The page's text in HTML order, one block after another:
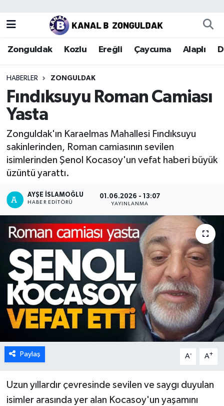
Zonguldak Kozlu Ereğli Çaycuma Alaplı
HABERLER ZONGULDAK
Fındıksuyu Roman Camiası
Yasta
Zonguldak'ın Karaelmas Mahallesi Fındıksuyu
sakinlerinden, Roman camiasının sevilen
isimlerinden Şenol Kocasoy'un vefat haberi büyük
üzüntü yarattı.
AYŞE İSLAMOĞLU
HABER EDITÖRÜ
01.06.2026 - 13:07
YAYINLANMA
Paylaş A- A+
Uzun yıllardır çevresinde sevilen ve saygı duyulan
isimler arasında yer alan Kocasoy'un yaşamını
Zonguldak
Kozlu
Ereğli
Çaycuma
Alaplı
Devrek
Gökçebey
Bartın
Karabük
Spor
Ulusal
Zonguldak Nöbetçi Eczaneler
Zonguldak Hava Durumu
Zonguldak Trafik Yoğunluk Haritası
Puan Durumu ve Fikstür
Tüm Manşetler
Son Dakika Haberleri
Haber Arşivi